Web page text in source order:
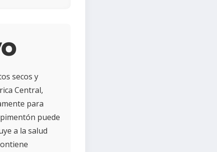
secos y
Central,
para
puede
a la salud